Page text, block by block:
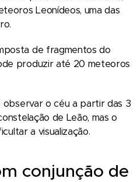
Leonídeos, uma das
de fragmentos do
produzir até 20 meteoros
observar o céu a partir das 3
de Leão, mas o
a visualização.
conjunção de